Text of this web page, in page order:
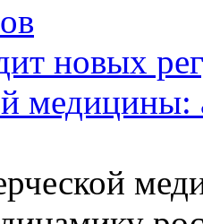
новых
медицины: